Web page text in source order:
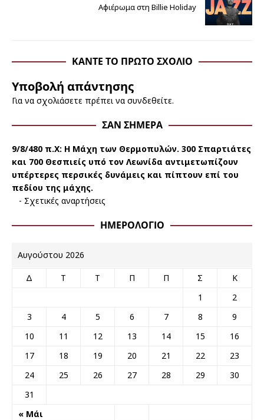
Αφιέρωμα στη Billie Ηoliday
ΚΆΝΤΕ ΤΟ ΠΡΏΤΟ ΣΧΌΛΙΟ
Υποβολή απάντησης
Για να σχολιάσετε πρέπει να συνδεθείτε.
ΣΑΝ ΣΉΜΕΡΑ
9/8/480 π.Χ: Η Μάχη των Θερμοπυλών. 300 Σπαρτιάτες
και 700 Θεσπιείς υπό τον Λεωνίδα αντιμετωπίζουν
υπέρτερες περσικές δυνάμεις και πίπτουν επί του
πεδίου της μάχης.
- Σχετικές αναρτήσεις
ΗΜΕΡΟΛΌΓΙΟ
Αυγούστου 2026
Δ Τ Τ Π Π Σ Κ
« Μάι
1
2
3
4 5 6 7 8
9
10
11 12 13 14 15
16
17
18 19 20 21 22
23
24
25 26 27 28 29
30
31